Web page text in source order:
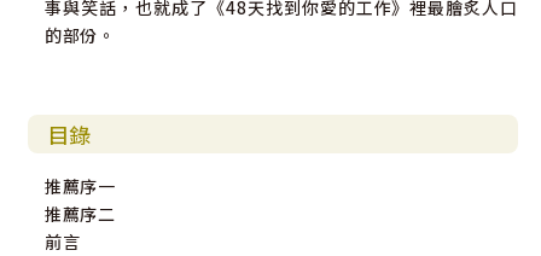
事與笑話，也就成了《48天找到你愛的工作》裡最膾炙人口
的部份。
目錄
推薦序一
推薦序二
前言